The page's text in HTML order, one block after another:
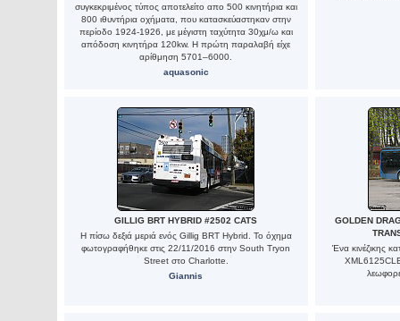
συγκεκριμένος τύπος αποτελείτο απο 500 κινητήρια και
800 ιθυντήρια οχήματα, που κατασκεύαστηκαν στην
περίοδο 1924-1926, με μέγιστη ταχύτητα 30χμ/ω και
απόδοση κινητήρα 120kw. Η πρώτη παραλαβή είχε
αρίθμηση 5701–6000.
aquasonic
GILLIG BRT HYBRID #2502 CATS
Η πίσω δεξιά μεριά ενός Gillig BRT Hybrid. Το όχημα
φωτογραφήθηκε στις 22/11/2016 στην South Tryon
Street στο Charlotte.
Giannis
GOLDEN
Ένα κινέζικης